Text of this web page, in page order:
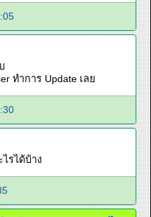
ทำการ Update เลย
รได้บ้าง